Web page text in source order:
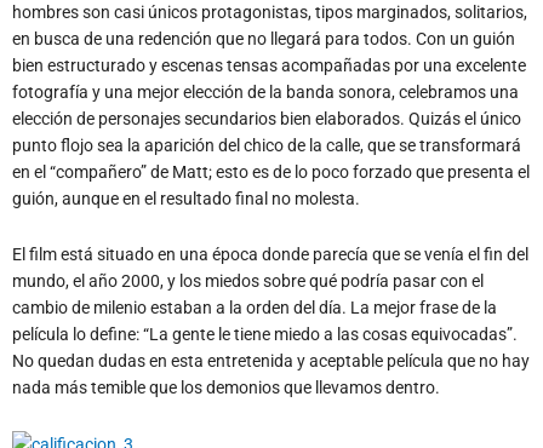
hombres son casi únicos protagonistas, tipos marginados, solitarios,
en busca de una redención que no llegará para todos. Con un guión
bien estructurado y escenas tensas acompañadas por una excelente
fotografía y una mejor elección de la banda sonora, celebramos una
elección de personajes secundarios bien elaborados. Quizás el único
punto flojo sea la aparición del chico de la calle, que se transformará
en el “compañero” de Matt; esto es de lo poco forzado que presenta el
guión, aunque en el resultado final no molesta.
El film está situado en una época donde parecía que se venía el fin del
mundo, el año 2000, y los miedos sobre qué podría pasar con el
cambio de milenio estaban a la orden del día. La mejor frase de la
película lo define: “La gente le tiene miedo a las cosas equivocadas”.
No quedan dudas en esta entretenida y aceptable película que no hay
nada más temible que los demonios que llevamos dentro.